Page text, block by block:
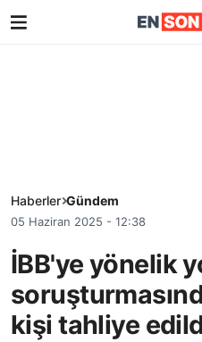
Haberler Gündem
05 Haziran 2025 - 12:38
İBB'ye yönelik
kişi tahliye